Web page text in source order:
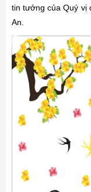
tin tưởng của Quý vị
An.